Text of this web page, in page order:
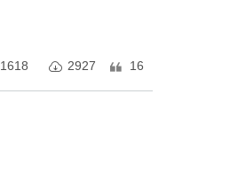
1618 2927 16